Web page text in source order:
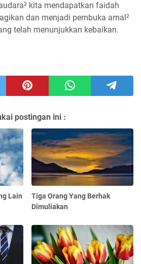
kita mendapatkan faidah
dan menjadi pembuka amal²
telah menunjukkan kebaikan.
postingan ini :
Lain
Tiga Orang Yang Berhak
Dimuliakan